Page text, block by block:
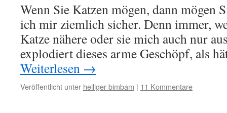
Wenn Sie Katzen mögen, dann mögen
ich mir ziemlich sicher. Denn immer,
Katze nähere oder sie mich auch nur
explodiert dieses arme Geschöpf, als
Weiterlesen →
Veröffentlicht unter heiliger bimbam | 11 Kommentare